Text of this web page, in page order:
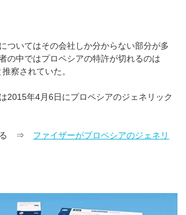
ついてはその会社しか分からない部分が多
の中ではプロペシアの特許が切れるのは
察されていた。
2015年4月6日にプロペシアのジェネリック
⇒ ファイザーがプロペシアのジェネリ